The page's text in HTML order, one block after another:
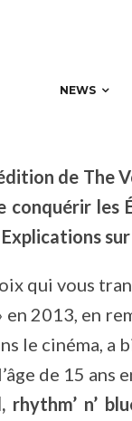
NEWS
Yoann
de The
conquérir les
Explications
qui vous
en 2013, en
le cinéma, a
de 15
rhythm’ n’